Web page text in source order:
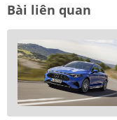
Bài liên quan